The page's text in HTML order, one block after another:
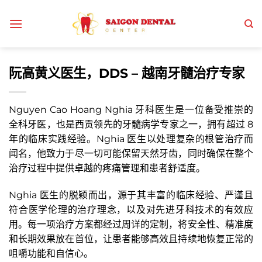
阮高黄义医生，DDS – 越南牙髓治疗专家
Nguyen Cao Hoang Nghia 牙科医生是一位备受推崇的
全科牙医，也是西贡领先的牙髓病学专家之一，拥有超过 8
年的临床实践经验。Nghia 医生以处理复杂的根管治疗而
闻名，他致力于尽一切可能保留天然牙齿，同时确保在整个
治疗过程中提供卓越的疼痛管理和患者舒适度。
Nghia 医生的脱颖而出，源于其丰富的临床经验、严谨且
符合医学伦理的治疗理念，以及对先进牙科技术的有效应
用。每一项治疗方案都经过周详的定制，将安全性、精准度
和长期效果放在首位，让患者能够高效且持续地恢复正常的
咀嚼功能和自信心。